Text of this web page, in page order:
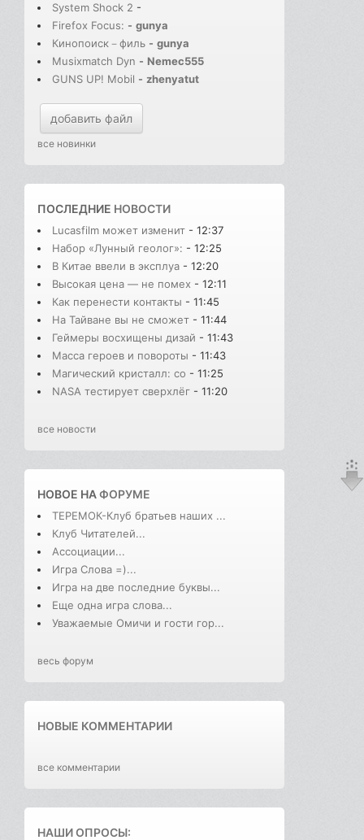
System Shock 2 -
Firefox Focus: - gunya
Кинопоиск－филь - gunya
Musixmatch Dyn - Nemec555
GUNS UP! Mobil - zhenyatut
добавить файл
все новинки
ПОСЛЕДНИЕ НОВОСТИ
Lucasfilm может изменит - 12:37
Набор «Лунный геолог»: - 12:25
В Китае ввели в эксплуа - 12:20
Высокая цена — не помех - 12:11
Как перенести контакты - 11:45
На Тайване вы не сможет - 11:44
Геймеры восхищены дизай - 11:43
Масса героев и повороты - 11:43
Магический кристалл: со - 11:25
NASA тестирует сверхлёг - 11:20
все новости
НОВОЕ НАФОРУМЕ
ТЕРЕМОК-Клуб братьев наших ...
Клуб Читателей...
Ассоциации...
Игра Слова =)...
Игра на две последние буквы...
Еще одна игра слова...
Уважаемые Омичи и гости гор...
весь форум
НОВЫЕ КОММЕНТАРИИ
все комментарии
НАШИ ОПРОСЫ: